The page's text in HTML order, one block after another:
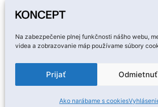
Na zabezpečenie plnej funkčnosti nášho webu,
videa a zobrazovanie máp používame súbory
Prijať Odmietnuť
Ako narábame s cookies